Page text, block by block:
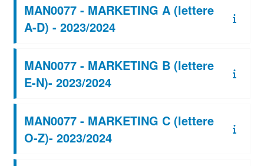
MAN0077 - MARKETING A (lettere
A-D) - 2023/2024
MAN0077 - MARKETING B (lettere
E-N)- 2023/2024
MAN0077 - MARKETING C (lettere
O-Z)- 2023/2024